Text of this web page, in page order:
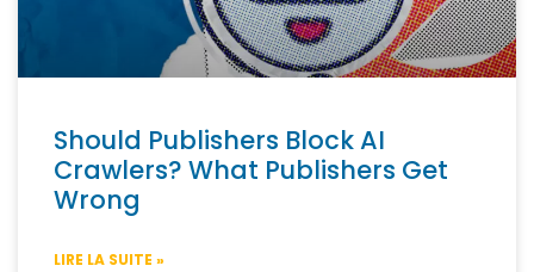
Should Publishers Block AI
Crawlers? What Publishers Get
Wrong
LIRE LA SUITE »